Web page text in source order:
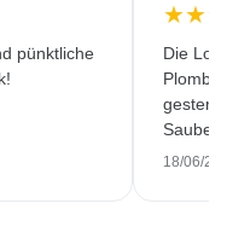
pünktliche
★★
Die
gestern
18/06/